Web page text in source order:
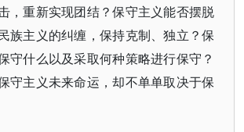
，重新实现团结？保守主义能否摆脱
族主义的纠缠，保持克制、独立？保
守什么以及采取何种策略进行保守？
守主义未来命运，却不单单取决于保